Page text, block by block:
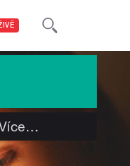
…